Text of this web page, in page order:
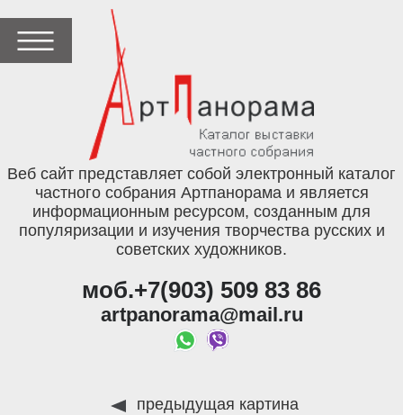
Веб сайт представляет собой электронный каталог
частного собрания Артпанорама и является
информационным ресурсом, созданным для
популяризации и изучения творчества русских и
советских художников.
моб.+7(903) 509 83 86
artpanorama@mail.ru
предыдущая картина